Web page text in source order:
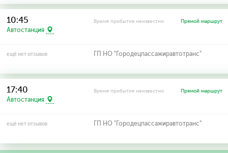
10:45
Автостанция
Время прибытия неизвестно Прямой маршрут
ещё нет отзывов ГП НО "Городецпассажиравтотранс"
17:40
Автостанция
Время прибытия неизвестно Прямой маршрут
ещё нет отзывов ГП НО "Городецпассажиравтотранс"